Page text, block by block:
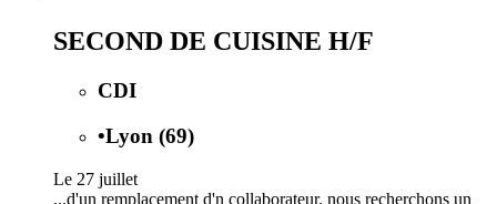
SECOND DE CUISINE H/F
CDI
•Lyon (69)
Le 27 juillet
...d'un remplacement d'n collaborateur, nous recherchons un